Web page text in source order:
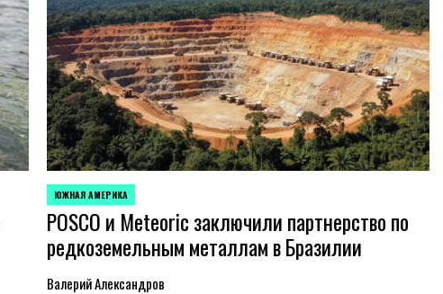
ОПУБЛИКОВАНО
В
ЮЖНАЯ АМЕРИКА
POSCO и Meteoric заключили партнерство по
редкоземельным металлам в Бразилии
Валерий Александров